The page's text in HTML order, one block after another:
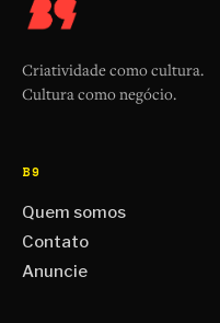
Criatividade como cultura.
Cultura como negócio.
B9
Quem somos
Contato
Anuncie